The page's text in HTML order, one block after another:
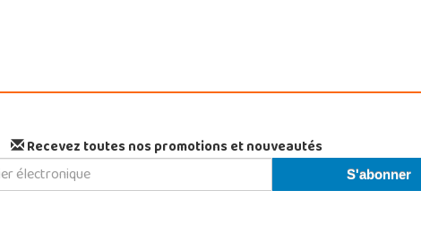
Recevez toutes nos promotions et nouveautés